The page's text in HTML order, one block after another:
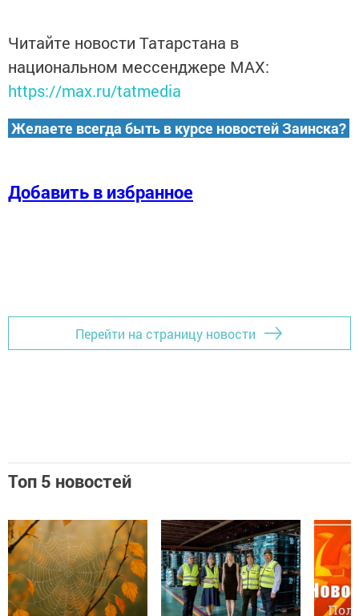
Читайте новости Татарстана в
национальном мессенджере MАХ:
https://max.ru/tatmedia
Желаете всегда быть в курсе новостей Заинска?
Добавить в избранное
Перейти на страницу новости
Топ 5 новостей